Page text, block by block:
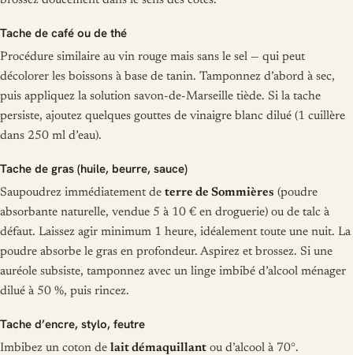
Tache de café ou de thé
Procédure similaire au vin rouge mais sans le sel — qui peut
décolorer les boissons à base de tanin. Tamponnez d’abord à sec,
puis appliquez la solution savon-de-Marseille tiède. Si la tache
persiste, ajoutez quelques gouttes de vinaigre blanc dilué (1 cuillère
dans 250 ml d’eau).
Tache de gras (huile, beurre, sauce)
Saupoudrez immédiatement de terre de Sommières (poudre
absorbante naturelle, vendue 5 à 10 € en droguerie) ou de talc à
défaut. Laissez agir minimum 1 heure, idéalement toute une nuit. La
poudre absorbe le gras en profondeur. Aspirez et brossez. Si une
auréole subsiste, tamponnez avec un linge imbibé d’alcool ménager
dilué à 50 %, puis rincez.
Tache d’encre, stylo, feutre
Imbibez un coton de lait démaquillant ou d’alcool à 70°.